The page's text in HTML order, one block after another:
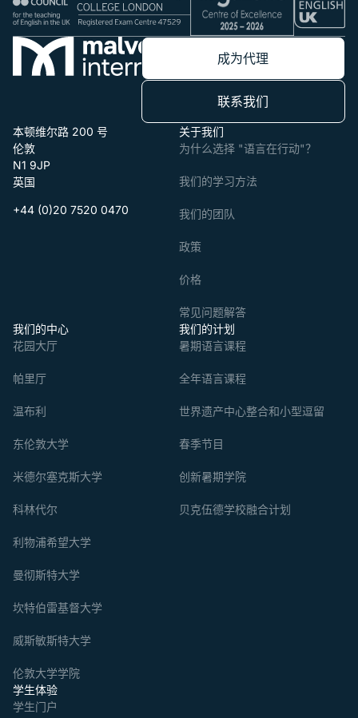
成为代理
联系我们
本顿维尔路 200 号
伦敦
N1 9JP
英国
+44 (0)20 7520 0470
关于我们
为什么选择 "语言在行动"？
我们的学习方法
我们的团队
政策
价格
常见问题解答
我们的中心
花园大厅
帕里厅
温布利
东伦敦大学
米德尔塞克斯大学
科林代尔
利物浦希望大学
曼彻斯特大学
坎特伯雷基督大学
威斯敏斯特大学
伦敦大学学院
我们的计划
暑期语言课程
全年语言课程
世界遗产中心整合和小型逗留
春季节目
创新暑期学院
贝克伍德学校融合计划
学生体验
学生门户